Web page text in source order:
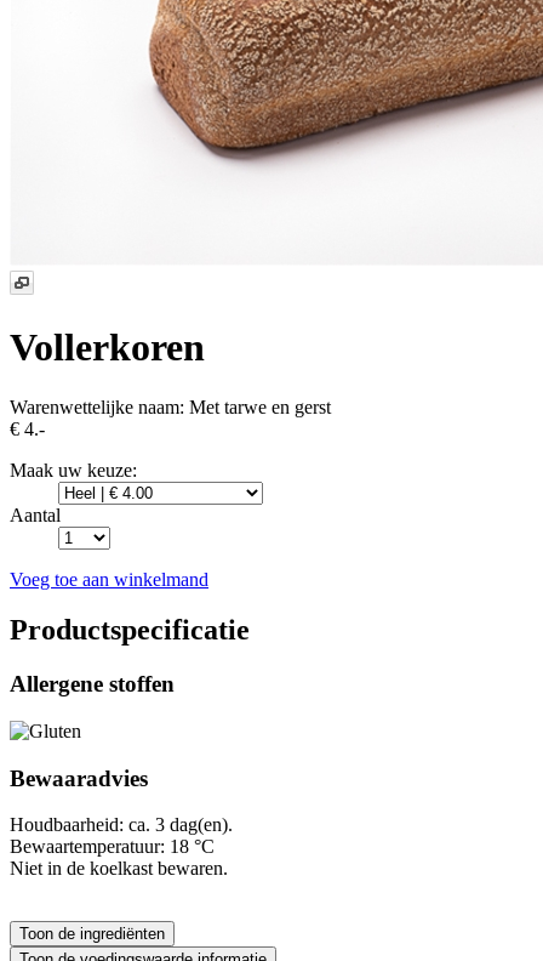
Vollerkoren
Warenwettelijke naam: Met tarwe en gerst
€ 4.-
Maak uw keuze:
Aantal
Voeg toe aan winkelmand
Productspecificatie
Allergene stoffen
Bewaaradvies
Houdbaarheid: ca. 3 dag(en).
Bewaartemperatuur: 18 °C
Niet in de koelkast bewaren.